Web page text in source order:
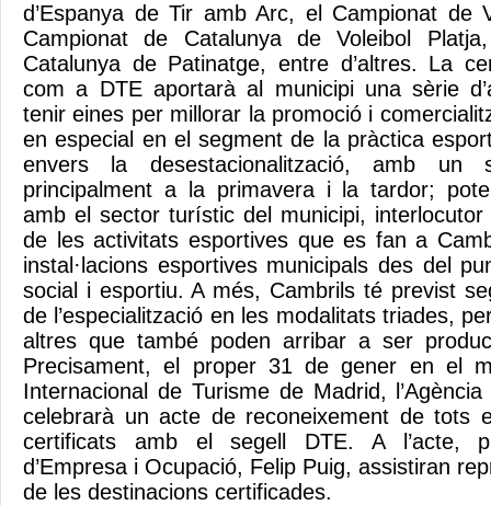
d’Espanya de Tir amb Arc, el Campionat de
Campionat de Catalunya de Voleibol
Catalunya de Patinatge, entre d’altres. La
com a DTE aportarà al municipi una sèrie
tenir eines per millorar la promoció i
en especial en el segment de la pràctica
envers la desestacionalització, amb un
principalment a la primavera i la tardor;
amb el sector turístic del municipi,
de les activitats esportives que es fan a
instal·lacions esportives municipals des del
social i esportiu. A més, Cambrils té previst
de l’especialització en les modalitats triades,
altres que també poden arribar a ser
Precisament, el proper 31 de gener en el
Internacional de Turisme de Madrid,
celebrarà un acte de reconeixement de tots
certificats amb el segell DTE. A l’acte,
d’Empresa i Ocupació, Felip Puig, assistiran
de les destinacions certificades.